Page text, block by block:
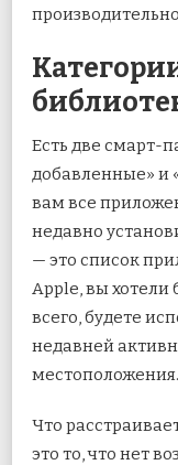
Есть две смарт-
добавленные» и
вам все
недавно
— это список
Apple, вы хотели
всего, будете
недавней
местоположения.
Что
это то, что нет